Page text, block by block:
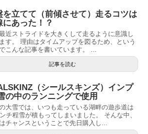
を立てて（前傾させて）走るコツは
にあった！？
近ストライドを大きくして走るように意識し
す。 理由はタイムアップを図るため、という
こんな記事を書いています。 ...
記事を読む
（シールスキンズ）インプ
の中のランニングで使用
大雪では、いつも走っている湖畔の遊歩道は
チ程雪が積もってしまいました。 そんな中、
チャンスということで先日購入し...